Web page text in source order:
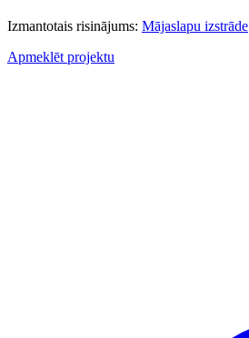
Izmantotais risinājums: Mājaslapu izstrāde
Apmeklēt projektu